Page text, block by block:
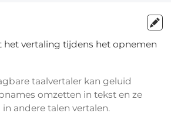
het vertaling tijdens het opnemen
taalvertaler kan geluid
omzetten in tekst en ze
andere talen vertalen.